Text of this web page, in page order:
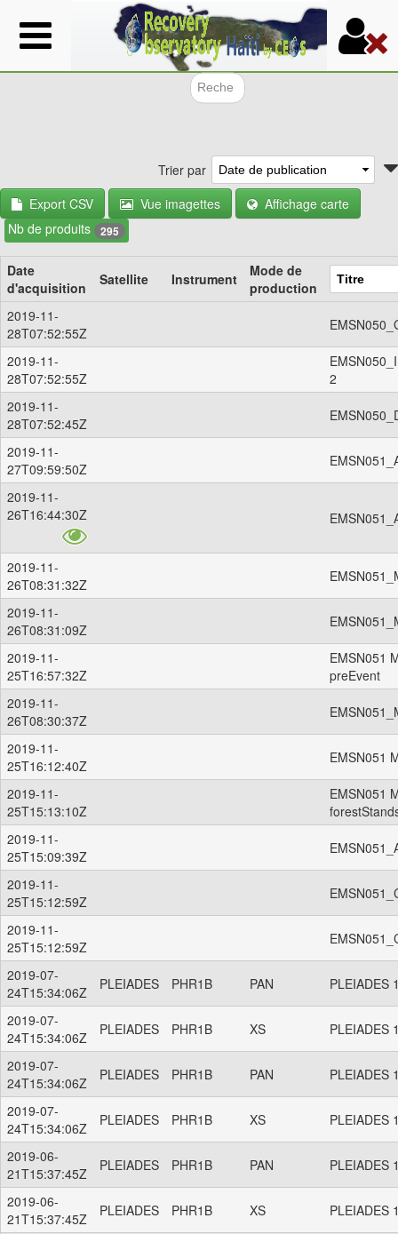
Aller
au
contenu
Trier par
Export CSV
Vue imagettes
Affichage carte
Nb de produits 295
Date
d'acquisition
Satellite Instrument
Mode de
production
2019-11-
28T07:52:55Z
2019-11-
28T07:52:55Z
2
2019-11-
28T07:52:45Z
2019-11-
27T09:59:50Z
2019-11-
26T16:44:30Z
2019-11-
26T08:31:32Z
2019-11-
26T08:31:09Z
2019-11-
25T16:57:32Z
EMSN051
preEvent
2019-11-
26T08:30:37Z
2019-11-
25T16:12:40Z
EMSN051
2019-11-
25T15:13:10Z
EMSN051
2019-11-
25T15:09:39Z
2019-11-
25T15:12:59Z
2019-11-
25T15:12:59Z
2019-07-
24T15:34:06Z
PLEIADES PHR1B PAN PLEIADES
2019-07-
24T15:34:06Z
PLEIADES PHR1B XS PLEIADES
2019-07-
24T15:34:06Z
PLEIADES PHR1B PAN PLEIADES
2019-07-
24T15:34:06Z
PLEIADES PHR1B XS PLEIADES
2019-06-
21T15:37:45Z
PLEIADES PHR1B PAN PLEIADES
2019-06-
21T15:37:45Z
PLEIADES PHR1B XS PLEIADES